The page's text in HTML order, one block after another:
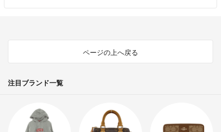
ページの上へ戻る
注目ブランド一覧